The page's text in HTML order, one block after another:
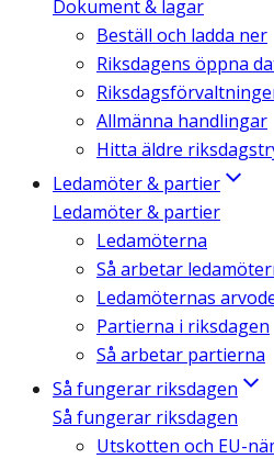
Dokument & lagar
Beställ och ladda ner
Riksdagens öppna
Allmänna handlingar
Hitta äldre
Ledamöter & partier
Ledamöter & partier
Ledamöterna
Så arbetar
Ledamöternas
Partierna i riksdagen
Så arbetar partierna
Så fungerar riksdagen
Så fungerar riksdagen
Utskotten och EU-